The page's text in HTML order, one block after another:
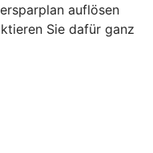
auflösen
Sie dafür ganz